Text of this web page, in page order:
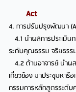
Act
4. การปรับปรุงพัฒนา
4.1 นำผลการประเมิ
ระดับคุณธรรม จริยธรร
4.2 ด้านอาจารย์ นำผ
เกี่ยวข้อง มาประชุมหารื
กรรมการหลักสูตรระดั